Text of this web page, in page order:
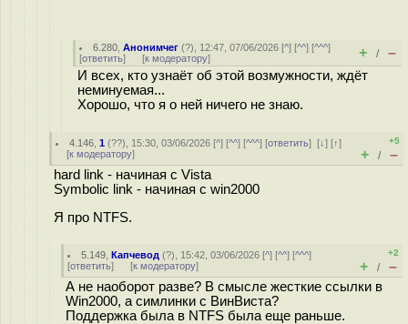
6.280 ,Анонимчег (?), 12:47, 07/06/2026 [^] [^^] [^^^]
[ответить] [к модератору] + / –
И всех, кто узнаёт об этой возмужности, ждёт
неминуемая...
Хорошо, что я о ней ничего не знаю.
4.146 ,1 (??), 15:30, 03/06/2026 [^] [^^] [^^^] [ответить][↓] [↑]
[к модератору]
+5
+ / –
hard link - начиная с Vista
Symbolic link - начиная с win2000
Я про NTFS.
5.149 ,Капчевод (?), 15:42, 03/06/2026 [^] [^^] [^^^]
[ответить] [к модератору]
+2
+ / –
А не наоборот разве? В смысле жесткие ссылки в
Win2000, а симлинки с ВинВиста?
Поддержка была в NTFS была еще раньше.